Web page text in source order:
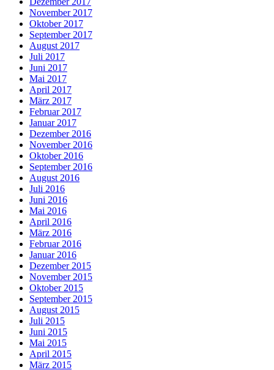
November 2017
Oktober 2017
September 2017
August 2017
Juli 2017
Juni 2017
Mai 2017
April 2017
März 2017
Februar 2017
Januar 2017
Dezember 2016
November 2016
Oktober 2016
September 2016
August 2016
Juli 2016
Juni 2016
Mai 2016
April 2016
März 2016
Februar 2016
Januar 2016
Dezember 2015
November 2015
Oktober 2015
September 2015
August 2015
Juli 2015
Juni 2015
Mai 2015
April 2015
März 2015